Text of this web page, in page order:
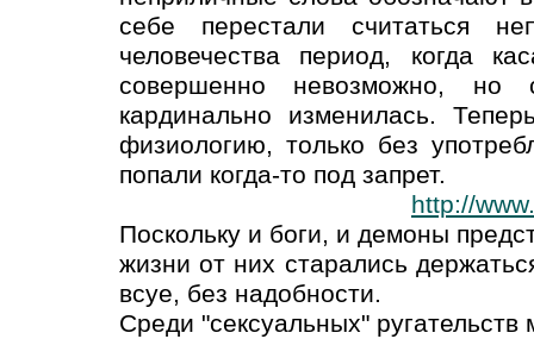
себе перестали считаться
человечества период, когда
совершенно невозможно, но
кардинально изменилась.
физиологию, только без
попали когда-то под запрет.
http://
Поскольку и боги, и демоны
жизни от них старались
всуе, без надобности.
Среди "сексуальных"